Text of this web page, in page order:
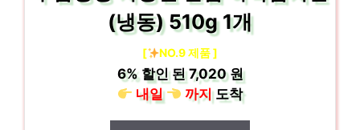
(냉동) 510g 1개
[ NO.9 제품 ]
6%할인 된7,020 원
내일
까지도착